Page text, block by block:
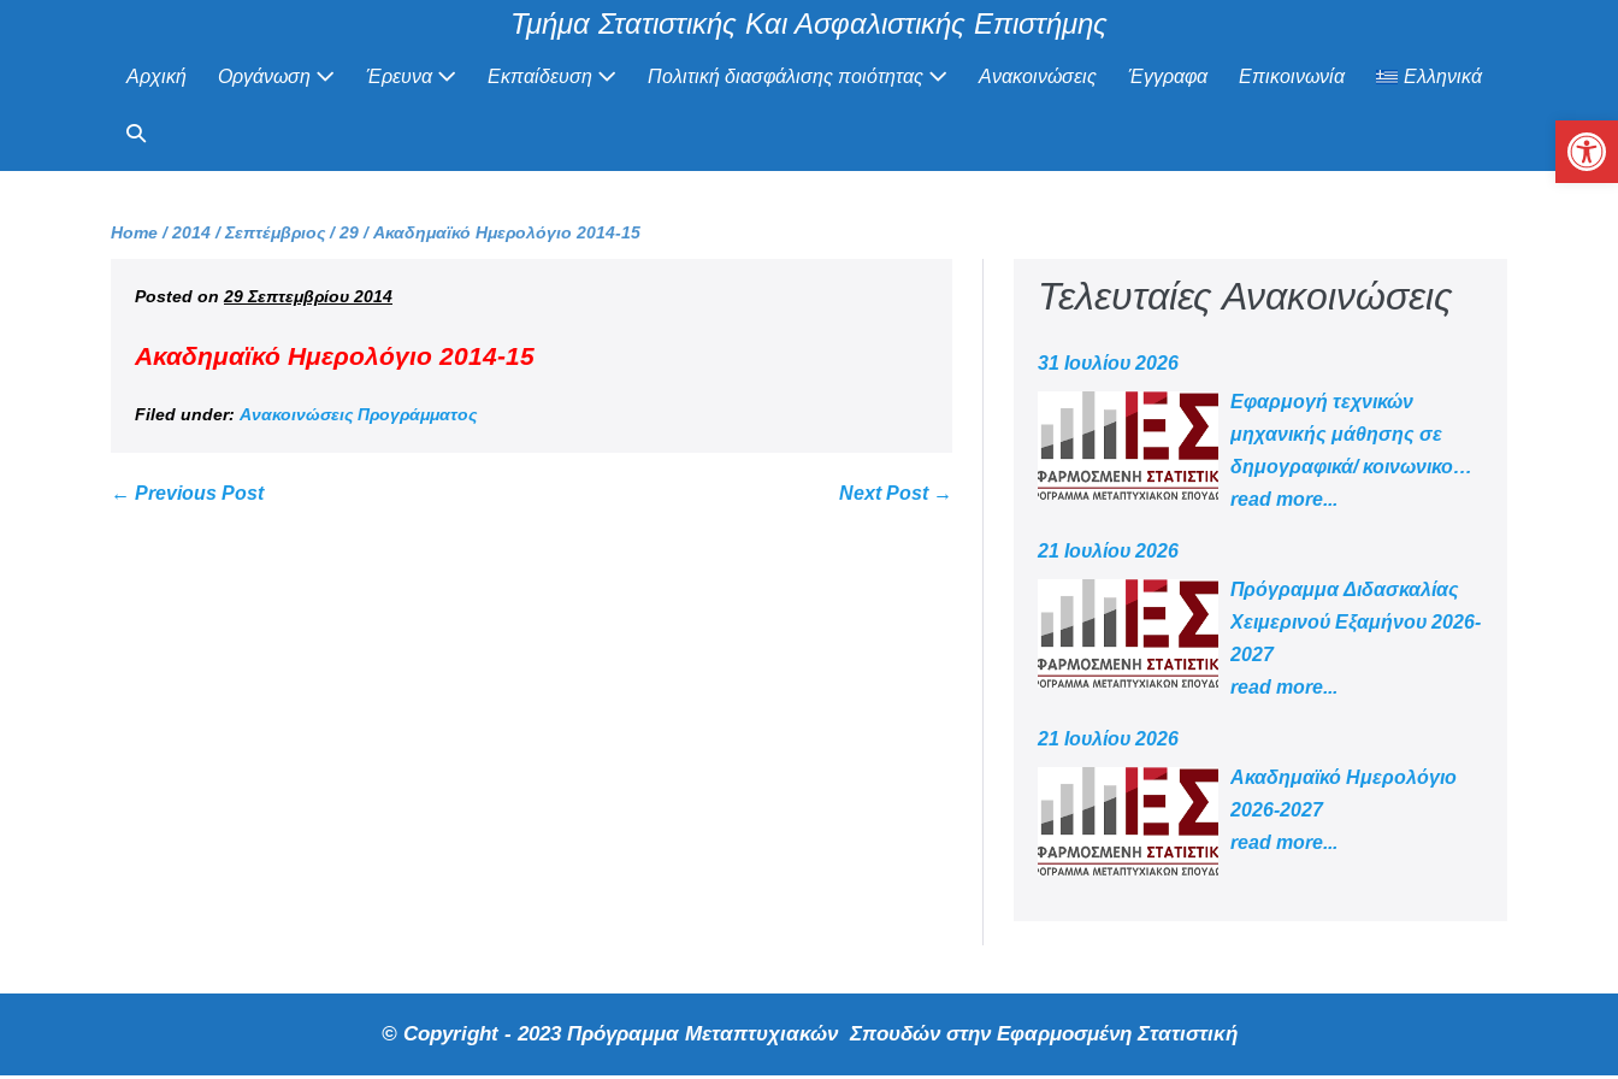
Τμήμα Στατιστικής Και Ασφαλιστικής Επιστήμης
Αρχική Οργάνωση Έρευνα Εκπαίδευση Πολιτική διασφάλισης ποιότητας Ανακοινώσεις Έγγραφα Επικοινωνία Ελληνικά
Home /2014 /Σεπτέμβριος /29 /Ακαδημαϊκό Ημερολόγιο 2014-15
Posted on 29 Σεπτεμβρίου 2014
Aκαδημαϊκό Ημερολόγιο 2014-15
Filed under: Ανακοινώσεις Προγράμματος
← Previous Post Next Post →
Τελευταίες Ανακοινώσεις
31 Ιουλίου 2026
Εφαρμογή τεχνικών
μηχανικής μάθησης σε
δημογραφικά/ κοινωνικο
-οικονομικά δεδομένα
read more...
21 Ιουλίου 2026
Πρόγραμμα Διδασκαλίας
Χειμερινού Εξαμήνου 2026-
2027
read more...
21 Ιουλίου 2026
Aκαδημαϊκό Ημερολόγιο
2026-2027
read more...
© Copyright - 2023 Πρόγραμμα Μεταπτυχιακών Σπουδών στην Εφαρμοσμένη Στατιστική